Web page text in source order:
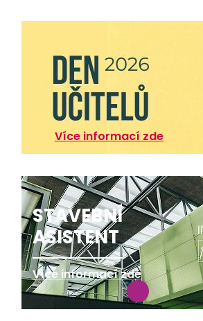
Více informací zde
STAVEBNÍ
ASISTENT
Více informací zde